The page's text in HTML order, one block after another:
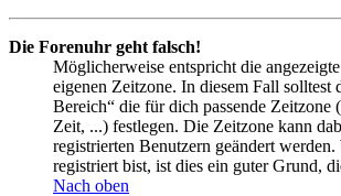
Die Forenuhr geht falsch!
Möglicherweise entspricht die
eigenen Zeitzone. In diesem Fall solltest
Bereich“ die für dich passende Zeitzone
Zeit, ...) festlegen. Die Zeitzone kann
registrierten Benutzern geändert
registriert bist, ist dies ein guter Grund,
Nach oben